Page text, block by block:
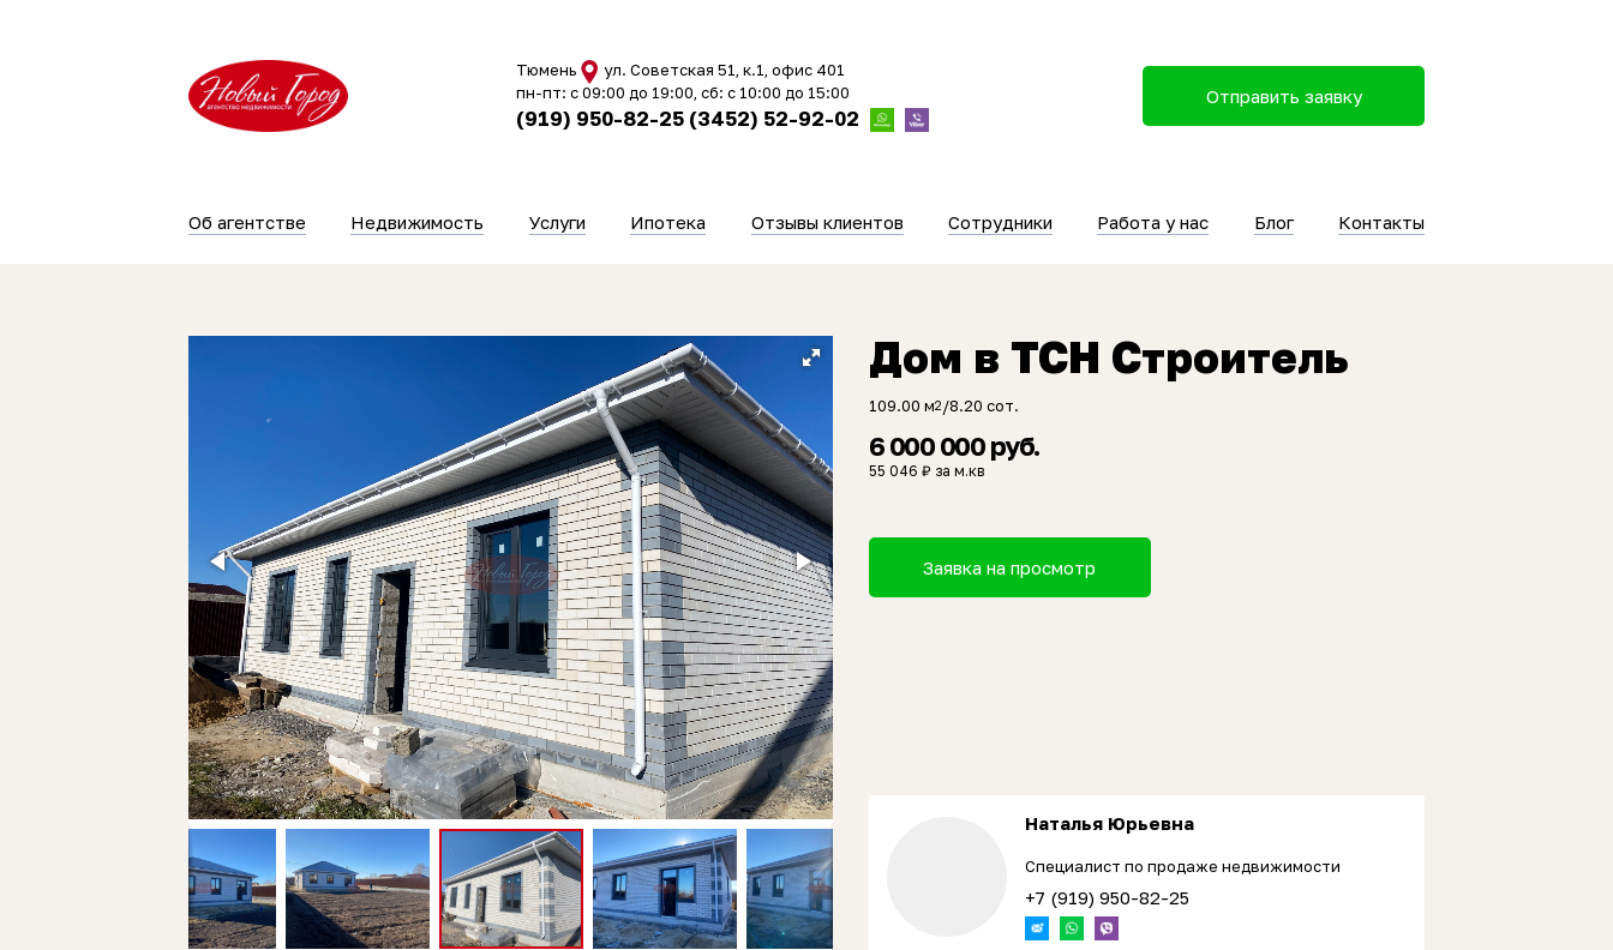
Тюмень
ул. Советская 51, к.1, офис 401
пн-пт: с 09:00 до 19:00, сб: с 10:00 до 15:00
(919) 950-82-25 (3452) 52-92-02
Отправить заявку
Об агентстве Недвижимость Услуги Ипотека Отзывы клиентов Сотрудники Работа у нас Блог Контакты
Дом в ТСН Строитель
109.00 м2 /8.20 сот.
6 000 000 руб.
55 046 ₽ за м.кв
Заявка на просмотр
Наталья Юрьевна
Специалист по продаже недвижимости
+7 (919) 950-82-25